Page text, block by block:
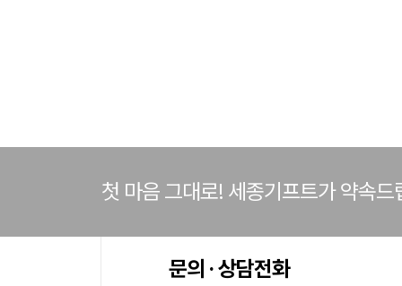
첫 마음 그대로! 세종기프트가 약속드
문의 · 상담전화